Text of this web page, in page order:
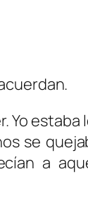
estaba
se
a